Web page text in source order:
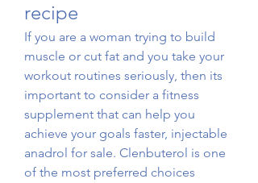
recipe
If you are a woman trying to build
muscle or cut fat and you take your
workout routines seriously, then its
important to consider a fitness
supplement that can help you
achieve your goals faster, injectable
anadrol for sale. Clenbuterol is one
of the most preferred choices